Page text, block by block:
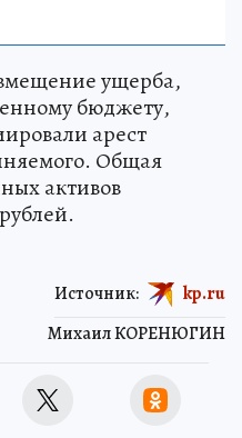
ущерба,
бюджету,
арест
Общая
активов
Михаил КОРЕНЮГИН
Источник: kp.ru